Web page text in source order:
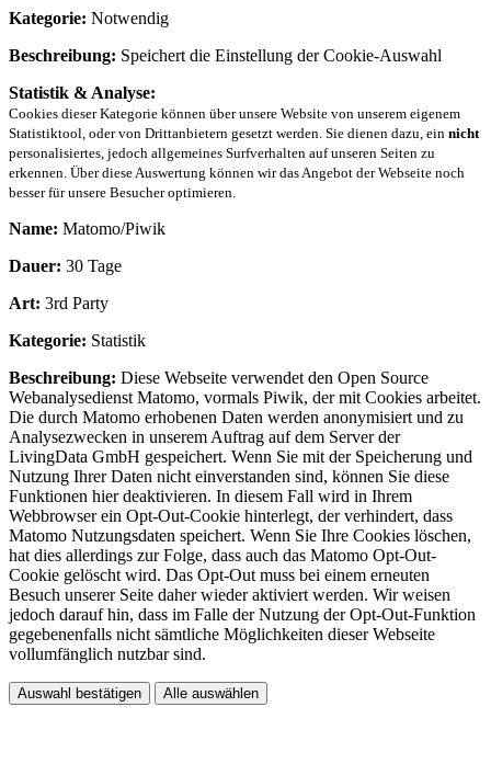
Kategorie: Notwendig
Beschreibung: Speichert die Einstellung der Cookie-Auswahl
Statistik & Analyse:
Cookies dieser Kategorie können über unsere Website von unserem eigenem
Statistiktool, oder von Drittanbietern gesetzt werden. Sie dienen dazu, ein nicht
personalisiertes, jedoch allgemeines Surfverhalten auf unseren Seiten zu
erkennen. Über diese Auswertung können wir das Angebot der Webseite noch
besser für unsere Besucher optimieren.
Name: Matomo/Piwik
Dauer: 30 Tage
Art: 3rd Party
Kategorie: Statistik
Beschreibung: Diese Webseite verwendet den Open Source
Webanalysedienst Matomo, vormals Piwik, der mit Cookies arbeitet.
Die durch Matomo erhobenen Daten werden anonymisiert und zu
Analysezwecken in unserem Auftrag auf dem Server der
LivingData GmbH gespeichert. Wenn Sie mit der Speicherung und
Nutzung Ihrer Daten nicht einverstanden sind, können Sie diese
Funktionen hier deaktivieren. In diesem Fall wird in Ihrem
Webbrowser ein Opt-Out-Cookie hinterlegt, der verhindert, dass
Matomo Nutzungsdaten speichert. Wenn Sie Ihre Cookies löschen,
hat dies allerdings zur Folge, dass auch das Matomo Opt-Out-
Cookie gelöscht wird. Das Opt-Out muss bei einem erneuten
Besuch unserer Seite daher wieder aktiviert werden. Wir weisen
jedoch darauf hin, dass im Falle der Nutzung der Opt-Out-Funktion
gegebenenfalls nicht sämtliche Möglichkeiten dieser Webseite
vollumfänglich nutzbar sind.
Auswahl bestätigen Alle auswählen